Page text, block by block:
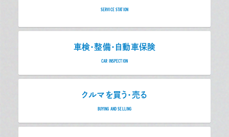
SERVICE STATION
車検・整備・自動車保険
CAR INSPECTION
クルマを買う・売る
BUYING AND SELLING